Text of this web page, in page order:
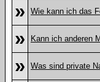
»
Wie kann ich das
» Kann ich anderen
» Was sind private